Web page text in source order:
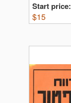
Start price:
$15